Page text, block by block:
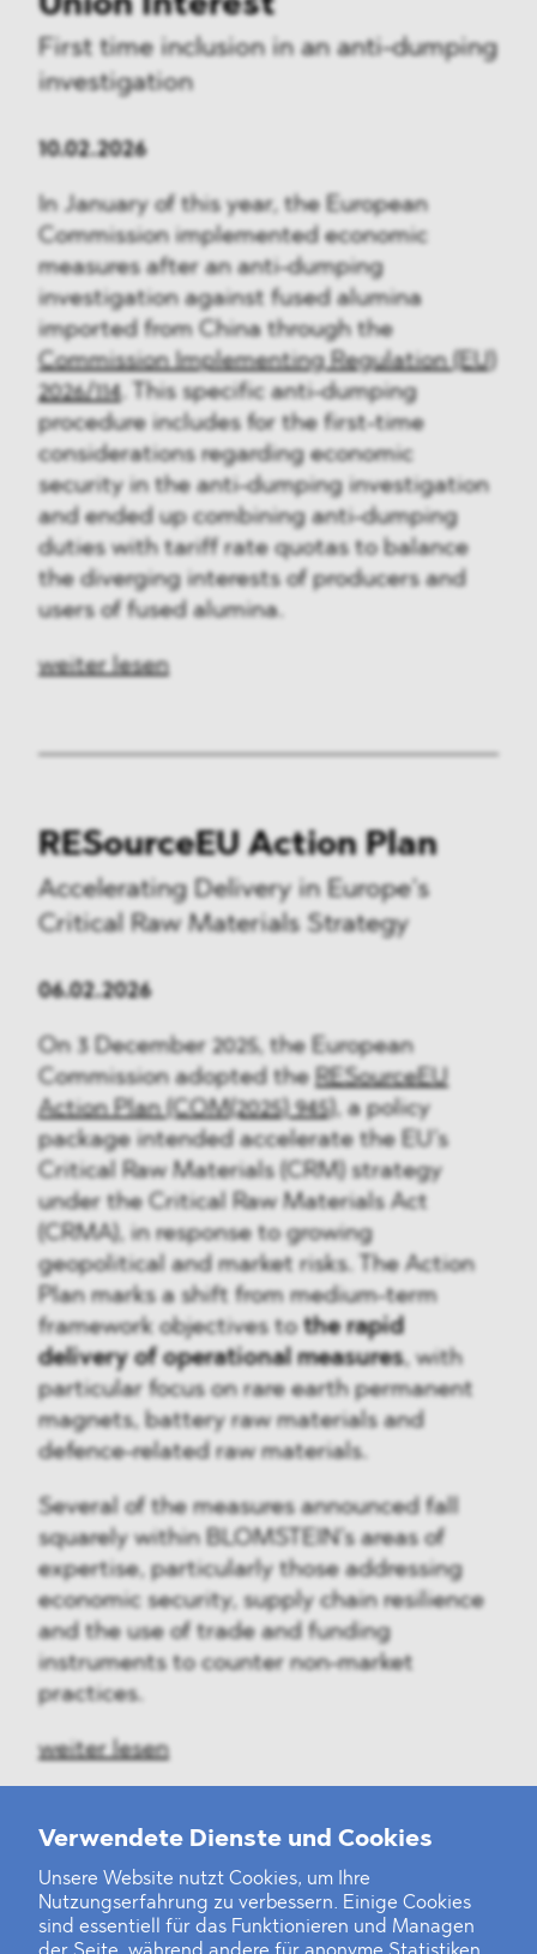
Verwendete Dienste und Cookies
Unsere Website nutzt Cookies, um Ihre
Nutzungserfahrung zu verbessern. Einige Cookies
sind essentiell für das Funktionieren und Managen
First time inclusion in an anti-dumping
investigation
10.02.2026
In January of this year, the European
Commission implemented economic
measures after an anti-dumping
investigation against fused alumina
imported from China through the
Commission Implementing Regulation (EU)
2026/114. This specific anti-dumping
procedure includes for the first-time
considerations regarding economic
security in the anti-dumping investigation
and ended up combining anti-dumping
duties with tariff rate quotas to balance
the diverging interests of producers and
users of fused alumina.
weiter lesen
RESourceEU Action Plan
Accelerating Delivery in Europe’s
Critical Raw Materials Strategy
06.02.2026
On 3 December 2025, the European
Commission adopted the RESourceEU
Action Plan (COM(2025) 945) , a policy
package intended accelerate the EU’s
Critical Raw Materials (CRM) strategy
under the Critical Raw Materials Act
(CRMA), in response to growing
geopolitical and market risks. The Action
Plan marks a shift from medium-term
framework objectives tothe rapid
delivery of operational measures, with
particular focus on rare earth permanent
magnets, battery raw materials and
defence-related raw materials.
Several of the measures announced fall
squarely within BLOMSTEIN’s areas of
expertise, particularly those addressing
economic security, supply chain resilience
and the use of trade and funding
instruments to counter non-market
practices.
weiter lesen
‹12345 6 78910...4647›